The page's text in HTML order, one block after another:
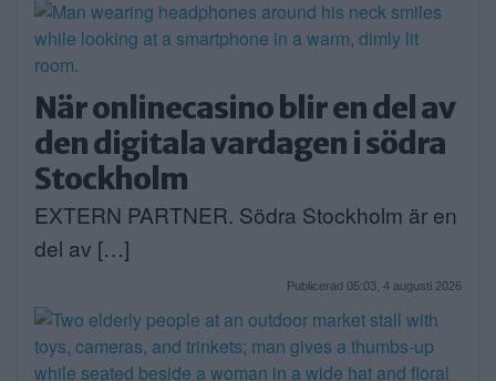
När onlinecasino blir en del av
den digitala vardagen i södra
Stockholm
EXTERN PARTNER. Södra Stockholm är en
del av […]
Publicerad 05:03, 4 augusti 2026